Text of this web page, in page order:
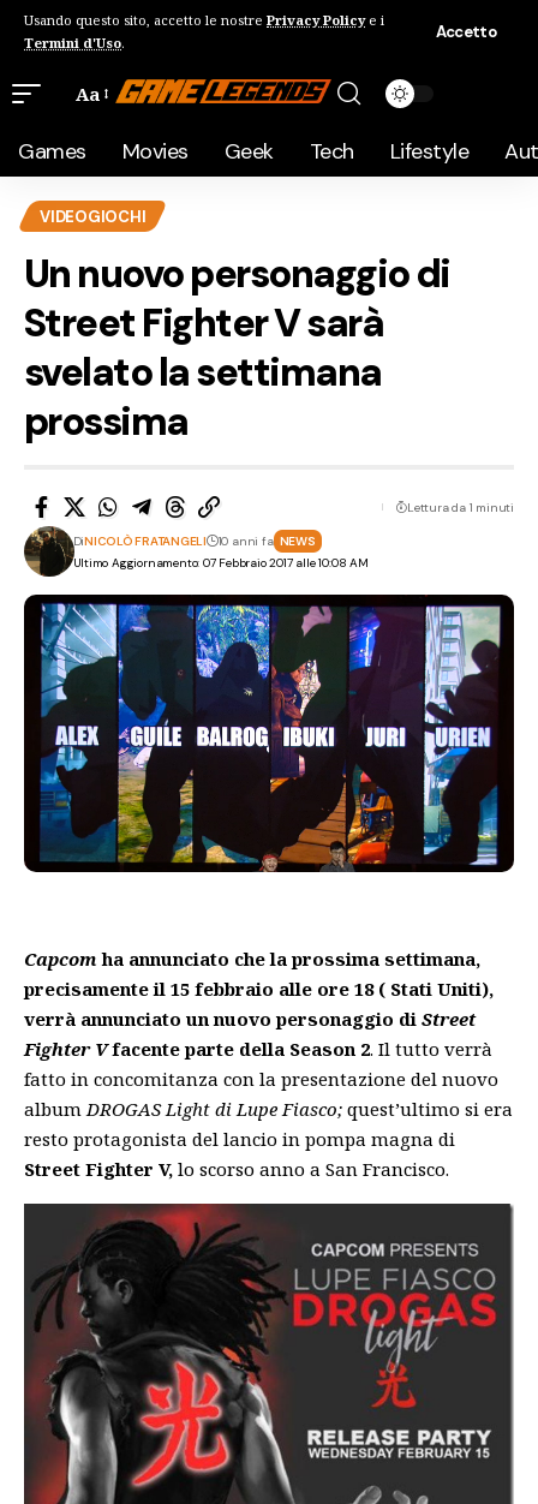
Usando questo sito, accetto le nostre Privacy Policye i
Termini d'Uso.
Accetto
Aa
Games Movies Geek Tech Lifestyle
VIDEOGIOCHI
Un nuovo personaggio di
Street Fighter V sarà
svelato la settimana
prossima
Ultimo Aggiornamento: 07 Febbraio 2017 alle 10:08 AM
DiNICOLÒ FRATANGELI 10 anni fa NEWS
Lettura da 1 minuti
Capcom ha annunciato che la prossima settimana,
precisamente il 15 febbraio alle ore 18 ( Stati Uniti),
verrà annunciato un nuovo personaggio di Street
Fighter Vfacente parte della Season 2. Il tutto verrà
fatto in concomitanza con la presentazione del nuovo
albumDROGAS Light di Lupe Fiasco; quest’ultimo si era
resto protagonista del lancio in pompa magna di
Street Fighter V, lo scorso anno a San Francisco.